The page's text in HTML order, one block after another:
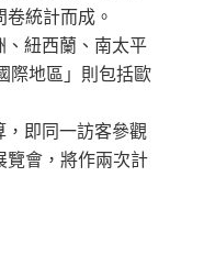
統計而成。
紐西蘭、南太平
際地區」則包括歐
即同一訪客參觀
覽會，將作兩次計